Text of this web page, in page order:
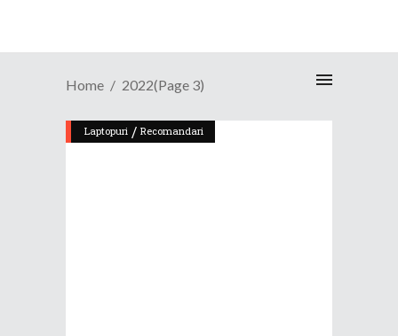
Home 2022(Page 3)
Laptopuri / Recomandari